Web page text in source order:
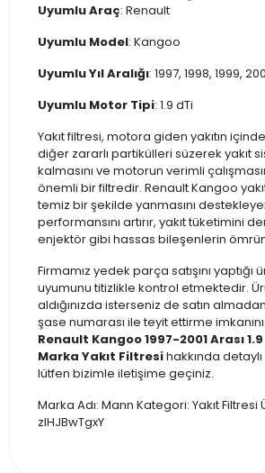
Uyumlu Araç: Renault
Uyumlu Model: Kangoo
Uyumlu Yıl Aralığı: 1997, 1998, 1999,
Uyumlu Motor Tipi: 1.9 dTi
Yakıt filtresi, motora giden yakıtın
diğer zararlı partikülleri süzerek yakıt
kalmasını ve motorun verimli
önemli bir filtredir. Renault Kangoo
temiz bir şekilde yanmasını
performansını artırır, yakıt tüketimini
enjektör gibi hassas bileşenlerin
Firmamız yedek parça satışını yaptığı
uyumunu titizlikle kontrol etmektedir.
aldığınızda isterseniz de satın
şase numarası ile teyit ettirme
Renault Kangoo 1997-2001 Arası
Marka Yakıt Filtresihakkında
lütfen bizimle iletişime geçiniz.
Marka Adı: Mann Kategori: Yakıt Filtresi
zlHJBwTgxY